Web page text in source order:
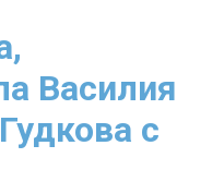
Василия
с